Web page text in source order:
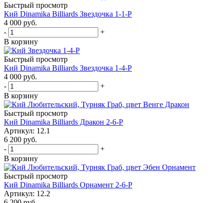
Быстрый просмотр
Кий Dinamika Billiards Звездочка 1-1-Р
4 000 руб.
-
+
В корзину
Быстрый просмотр
Кий Dinamika Billiards Звездочка 1-4-Р
4 000 руб.
-
+
В корзину
Быстрый просмотр
Кий Dinamika Billiards Дракон 2-6-Р
Артикул: 12.1
6 200 руб.
-
+
В корзину
Быстрый просмотр
Кий Dinamika Billiards Орнамент 2-6-Р
Артикул: 12.2